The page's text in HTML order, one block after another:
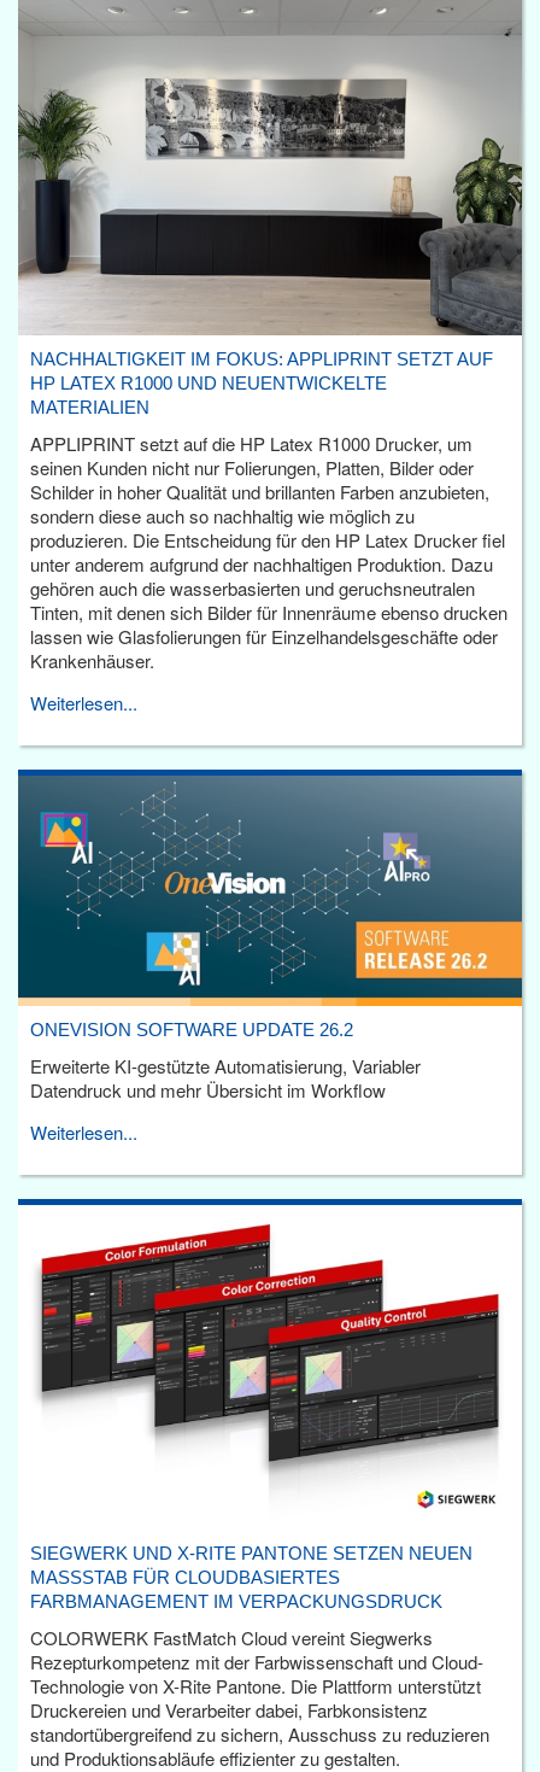
NACHHALTIGKEIT IM FOKUS: APPLIPRINT SETZT AUF
HP LATEX R1000 UND NEUENTWICKELTE
MATERIALIEN
APPLIPRINT setzt auf die HP Latex R1000 Drucker, um
seinen Kunden nicht nur Folierungen, Platten, Bilder oder
Schilder in hoher Qualität und brillanten Farben anzubieten,
sondern diese auch so nachhaltig wie möglich zu
produzieren. Die Entscheidung für den HP Latex Drucker fiel
unter anderem aufgrund der nachhaltigen Produktion. Dazu
gehören auch die wasserbasierten und geruchsneutralen
Tinten, mit denen sich Bilder für Innenräume ebenso drucken
lassen wie Glasfolierungen für Einzelhandelsgeschäfte oder
Krankenhäuser.
Weiterlesen...
ONEVISION SOFTWARE UPDATE 26.2
Erweiterte KI-gestützte Automatisierung, Variabler
Datendruck und mehr Übersicht im Workflow
Weiterlesen...
SIEGWERK UND X-RITE PANTONE SETZEN NEUEN
MASSSTAB FÜR CLOUDBASIERTES F
ARBMANAGEMENT IM VERPACKUNGSDRUCK
COLORWERK FastMatch Cloud vereint Siegwerks
Rezepturkompetenz mit der Farbwissenschaft und Cloud-
Technologie von X-Rite Pantone. Die Plattform unterstützt
Druckereien und Verarbeiter dabei, Farbkonsistenz
standortübergreifend zu sichern, Ausschuss zu reduzieren
und Produktionsabläufe effizienter zu gestalten.